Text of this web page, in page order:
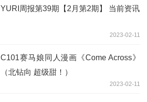
YURI周报第39期【2月第2期】 当前资讯
2023-02-11
C101赛马娘同人漫画《Come Across》
（北钻向 超级甜！）
2023-02-11